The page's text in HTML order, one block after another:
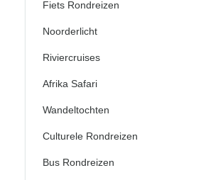
Fiets Rondreizen
Noorderlicht
Riviercruises
Afrika Safari
Wandeltochten
Culturele Rondreizen
Bus Rondreizen